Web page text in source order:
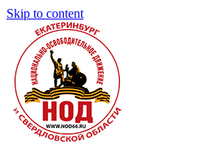
Skip to content